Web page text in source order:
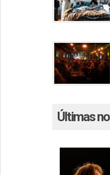
Últimas